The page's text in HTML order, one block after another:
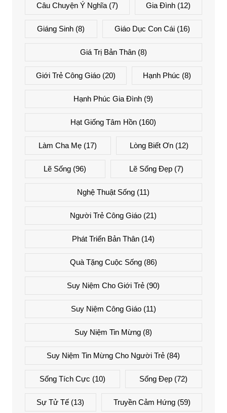
Câu Chuyện Ý Nghĩa(7) Gia Đình (12)
Giáng Sinh (8) Giáo Dục Con Cái(16)
Giá Trị Bản Thân(8)
Giới Trẻ Công Giáo(20) Hạnh Phúc (8)
Hạnh Phúc Gia Đình (9)
Hạt Giống Tâm Hồn (160)
Làm Cha Mẹ (17) Lòng Biết Ơn(12)
Lẽ Sống (96) Lẽ Sống Đẹp(7)
Nghệ Thuật Sống (11)
Người Trẻ Công Giáo (21)
Phát Triển Bản Thân (14)
Quà Tặng Cuộc Sống(86)
Suy Niệm Cho Giới Trẻ (90)
Suy Niệm Công Giáo(11)
Suy Niệm Tin Mừng (8)
Suy Niệm Tin Mừng Cho Người Trẻ (84)
Sống Tích Cực (10) Sống Đẹp (72)
Sự Tử Tế (13) Truyền Cảm Hứng(59)